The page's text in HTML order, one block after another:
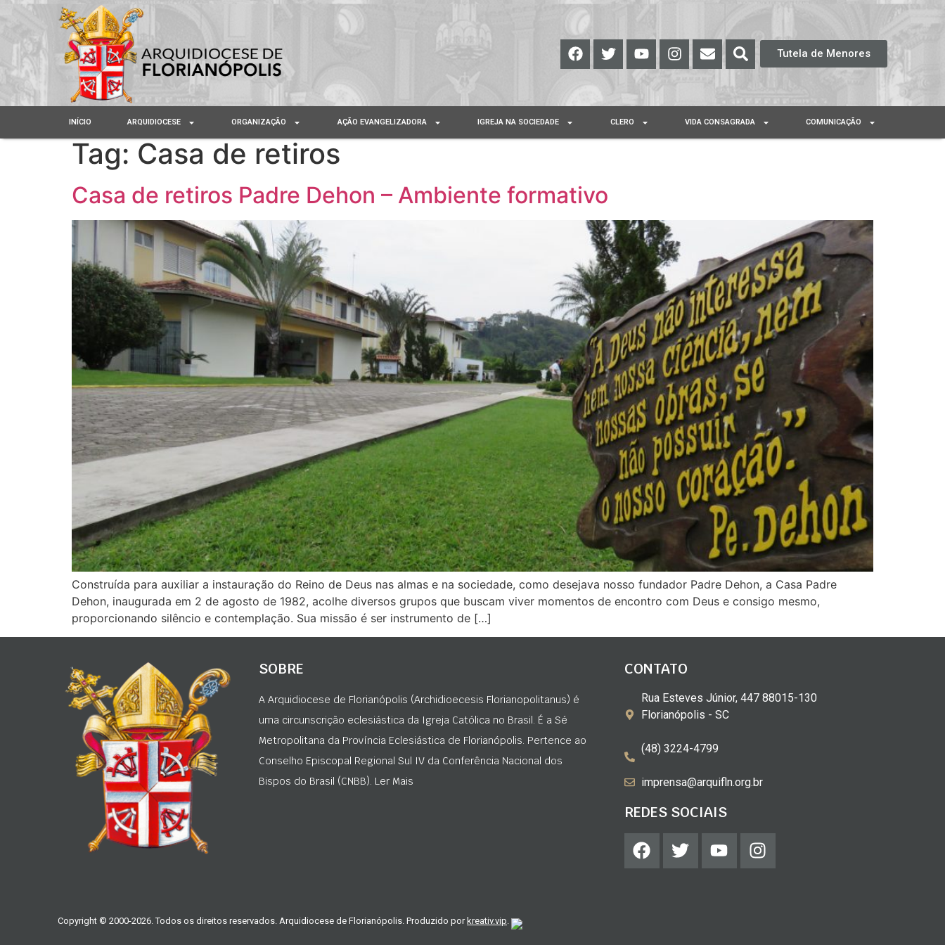
Tutela de Menores
INÍCIO ARQUIDIOCESE ORGANIZAÇÃO AÇÃO EVANGELIZADORA IGREJA NA SOCIEDADE CLERO VIDA CONSAGRADA COMUNICAÇÃO
Tag: Casa de retiros
Casa de retiros Padre Dehon – Ambiente formativo
Construída para auxiliar a instauração do Reino de Deus nas almas e na sociedade, como desejava nosso fundador Padre Dehon, a Casa Padre
Dehon, inaugurada em 2 de agosto de 1982, acolhe diversos grupos que buscam viver momentos de encontro com Deus e consigo mesmo,
proporcionando silêncio e contemplação. Sua missão é ser instrumento de […]
SOBRE
A Arquidiocese de Florianópolis (Archidioecesis Florianopolitanus) é
uma circunscrição eclesiástica da Igreja Católica no Brasil. É a Sé
Metropolitana da Província Eclesiástica de Florianópolis. Pertence ao
Conselho Episcopal Regional Sul IV da Conferência Nacional dos
Bispos do Brasil (CNBB). Ler Mais
CONTATO
Rua Esteves Júnior, 447 88015-130
Florianópolis - SC
(48) 3224-4799
imprensa@arquifln.org.br
REDES SOCIAIS
Copyright © 2000-2026. Todos os direitos reservados. Arquidiocese de Florianópolis. Produzido porkreativ.vip